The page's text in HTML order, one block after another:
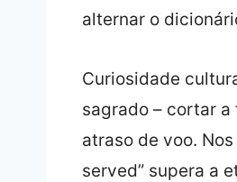
alternar o
Curiosidade
sagrado – cortar
atraso de voo.
served” supera a